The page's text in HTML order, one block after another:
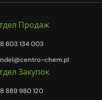
Продаж
603 134 003
chem.pl
Закупок
889 980 120